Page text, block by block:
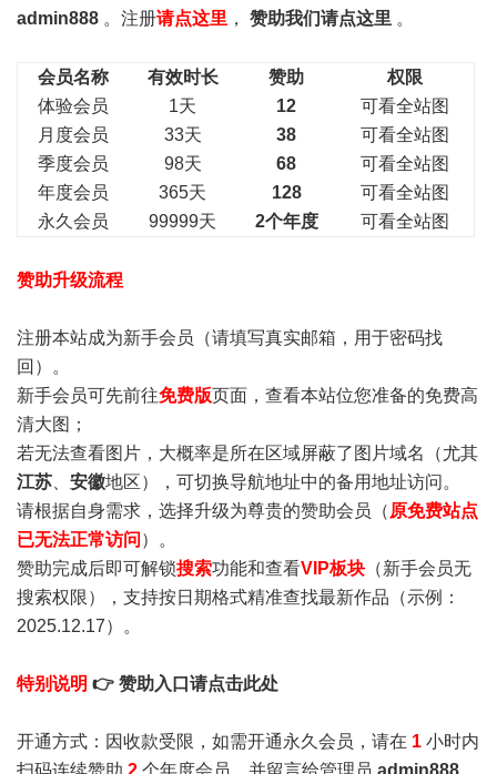
admin888 。注册请点这里 ， 赞助我们请点这里 。
会员名称 有效时长 赞助
权限
体验会员
1天 12
可看全站图
月度会员
33天 38
可看全站图
季度会员
98天 68
可看全站图
年度会员
365天 128
可看全站图
永久会员
99999天 2个年度 可看全站图
赞助升级流程
注册本站成为新手会员 （请填写真实邮箱，用于密码找
回）。
新手会员可先前往免费版页面，查看本站位您准备的免费高
清大图；
若无法查看图片，大概率是所在区域屏蔽了图片域名（尤其
江苏
安徽地区），可切换导航地址中的备用地址访问。
请根据自身需求，选择升级为尊贵的赞助会员（ 原免费站点
已无法正常访问 ）。
赞助完成后即可解锁搜索功能和查看VIP板块 （新手会员无
搜索权限），支持按日期格式精准查找最新作品（示例：
2025.12.17）。
特别说明 👉 赞助入口请点击此处
开通方式：因收款受限，如需开通永久会员，请在 1 小时内
扫码连续赞助 2 个年度会员，并留言给管理员 admin888